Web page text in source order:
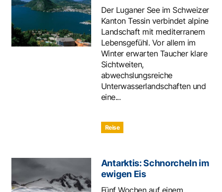
Der Luganer See im Schweizer
Kanton Tessin verbindet alpine
Landschaft mit mediterranem
Lebensgefühl. Vor allem im
Winter erwarten Taucher klare
Sichtweiten,
abwechslungsreiche
Unterwasserlandschaften und
eine...
Reise
Antarktis: Schnorcheln im
ewigen Eis